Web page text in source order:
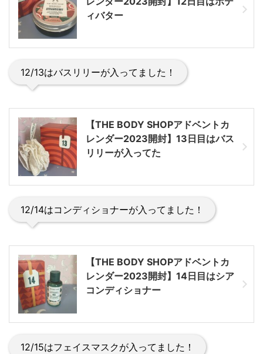
ィバター
12/13はバスリリーが入ってました！
【THE BODY SHOPアドベントカ
レンダー2023開封】13日目はバス
リリーが入ってた
12/14はコンディショナーが入ってました！
【THE BODY SHOPアドベントカ
レンダー2023開封】14日目はシア
コンディショナー
12/15はフェイスマスクが入ってました！